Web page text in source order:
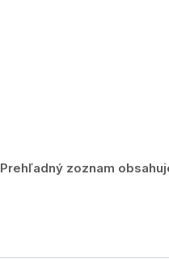
Prehľadný zoznam